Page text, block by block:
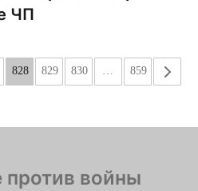
ЧП
828 829 830 … 859 »
против войны